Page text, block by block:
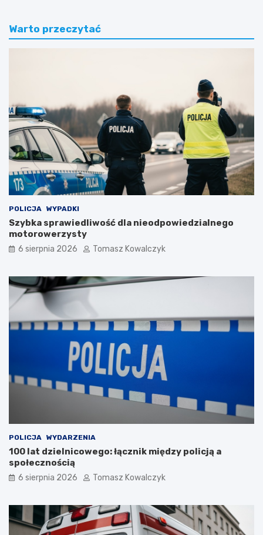
Warto przeczytać
POLICJA WYPADKI
Szybka sprawiedliwość dla nieodpowiedzialnego
motorowerzysty
6 sierpnia 2026 Tomasz Kowalczyk
POLICJA WYDARZENIA
100 lat dzielnicowego: łącznik między policją a
społecznością
6 sierpnia 2026 Tomasz Kowalczyk